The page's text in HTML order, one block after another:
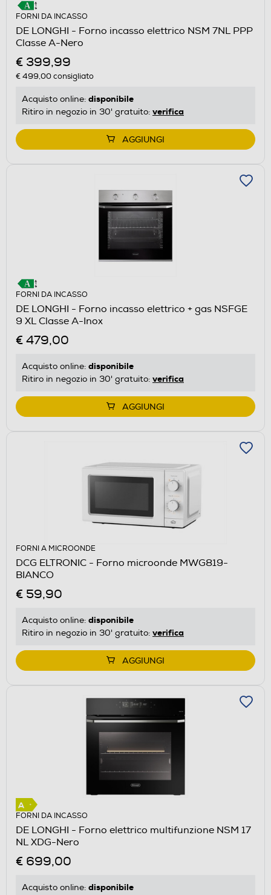
FORNI DA INCASSO
DE LONGHI - Forno incasso elettrico NSM 7NL PPP
Classe A-Nero
€ 399,99
€ 499,00consigliato
Acquisto online: disponibile
Ritiro in negozio in 30' gratuito: verifica
AGGIUNGI
FORNI DA INCASSO
DE LONGHI - Forno incasso elettrico + gas NSFGE
9 XL Classe A-Inox
€ 479,00
Acquisto online: disponibile
Ritiro in negozio in 30' gratuito: verifica
AGGIUNGI
FORNI A MICROONDE
DCG ELTRONIC - Forno microonde MWG819-
BIANCO
€ 59,90
Acquisto online: disponibile
Ritiro in negozio in 30' gratuito: verifica
AGGIUNGI
FORNI DA INCASSO
DE LONGHI - Forno elettrico multifunzione NSM 17
NL XDG-Nero
€ 699,00
Acquisto online: disponibile